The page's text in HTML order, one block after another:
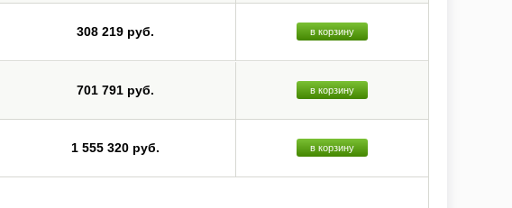
308 219 руб. в корзину
701 791 руб. в корзину
1 555 320 руб. в корзину